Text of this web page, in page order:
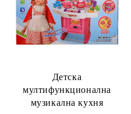
Детска
мултифункционална
музикална кухня